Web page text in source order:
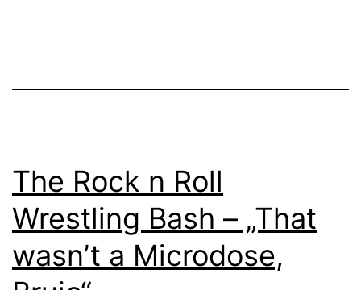
The Rock n Roll
Wrestling Bash – „That
wasn’t a Microdose,